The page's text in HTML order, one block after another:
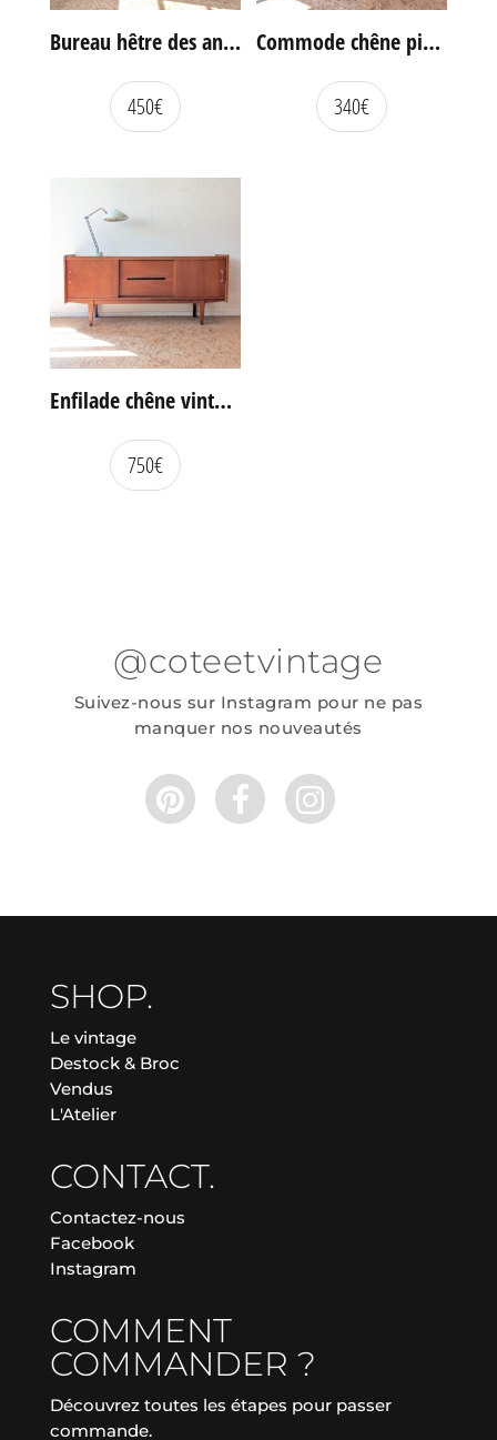
Bureau hêtre des années 60
450€
Commode chêne pieds compas vintage
340€
Enfilade chêne vintage portes coulissantes
750€
@coteetvintage
Suivez-nous sur Instagram pour ne pas
manquer nos nouveautés
SHOP.
Le vintage
Destock & Broc
Vendus
L'Atelier
CONTACT.
Contactez-nous
Facebook
Instagram
COMMENT
COMMANDER ?
Découvrez toutes les étapes pour passer
commande.